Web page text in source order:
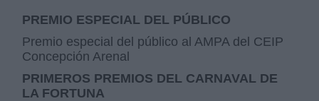
PREMIO ESPECIAL DEL PÚBLICO
Premio especial del público al AMPA del CEIP
Concepción Arenal
PRIMEROS PREMIOS DEL CARNAVAL DE
LA FORTUNA